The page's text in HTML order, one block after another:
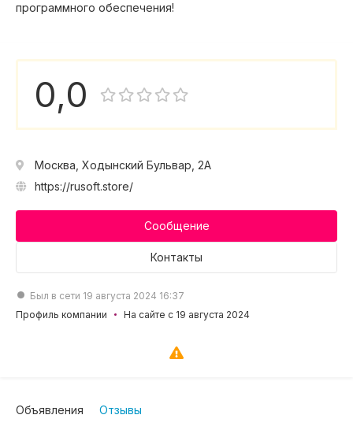
программного обеспечения!
0,0
Москва, Ходынский Бульвар, 2А
https://rusoft.store/
Сообщение
Контакты
Был в сети 19 августа 2024 16:37
Профиль компании
На сайте с 19 августа 2024
Объявления Отзывы